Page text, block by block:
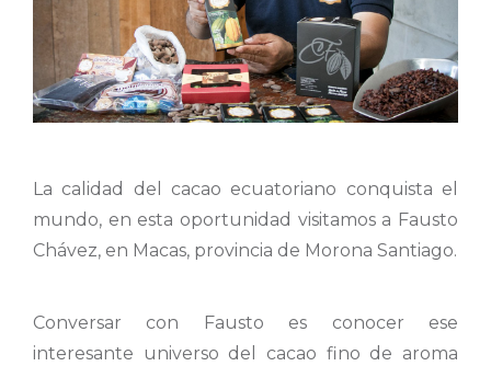
La calidad del cacao ecuatoriano conquista el
mundo, en esta oportunidad visitamos a Fausto
Chávez, en Macas, provincia de Morona Santiago.
Conversar con Fausto es conocer ese
interesante universo del cacao fino de aroma